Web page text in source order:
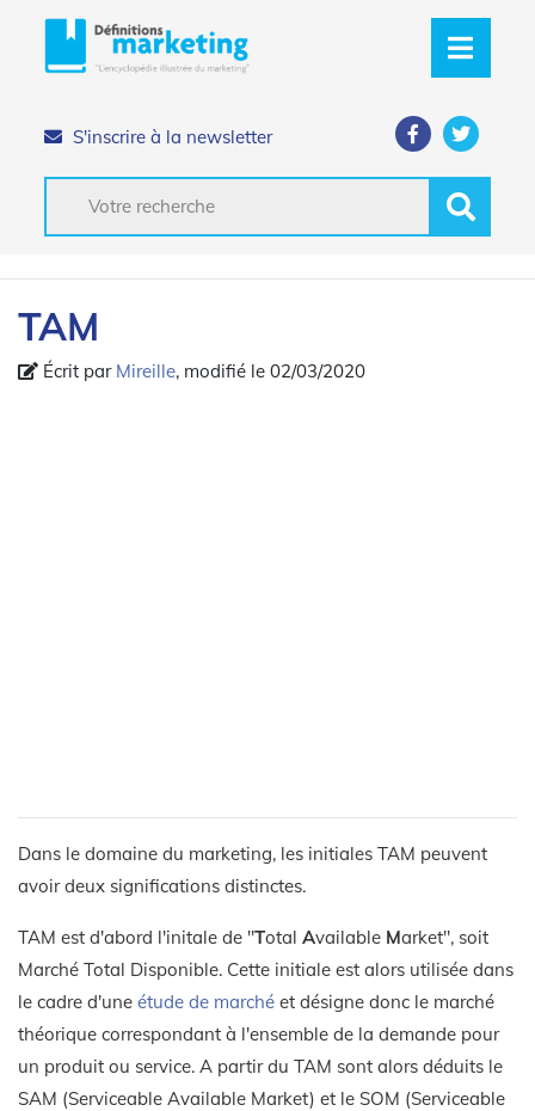
S'inscrire à la newsletter
TAM
Écrit par Mireille, modifié le 02/03/2020
Dans le domaine du marketing, les initiales TAM peuvent
avoir deux significations distinctes.
TAM est d'abord l'initale de "Total Available Market", soit
Marché Total Disponible. Cette initiale est alors utilisée dans
le cadre d'une étude de marché et désigne donc le marché
théorique correspondant à l'ensemble de la demande pour
un produit ou service. A partir du TAM sont alors déduits le
SAM (Serviceable Available Market) et le SOM (Serviceable